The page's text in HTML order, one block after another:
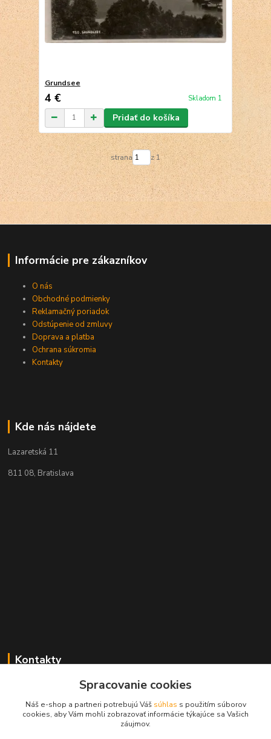
Grundsee
4 € Skladom 1
Pridať do košíka
strana z 1
Informácie pre zákazníkov
O nás
Obchodné podmienky
Reklamačný poriadok
Odstúpenie od zmluvy
Doprava a platba
Ochrana súkromia
Kontakty
Kde nás nájdete
Lazaretská 11
811 08, Bratislava
Kontakty
+421 2 529 67 411
(Po - Pia: 10:00 - 17:30)
Spracovanie cookies
Náš e-shop a partneri potrebujú Váš súhlas s použitím súborov
cookies, aby Vám mohli zobrazovať informácie týkajúce sa Vašich
záujmov.